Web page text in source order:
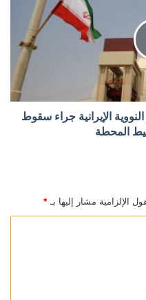
الإيرانية جراء سقوط
المحطة
الإلزامية مشار إليها بـ *